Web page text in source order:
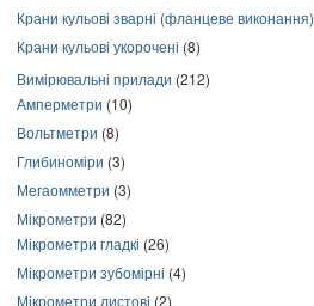
Крани кульові зварні (фланцеве виконання)
Крани кульові укорочені (8)
Вимірювальні прилади (212)
Амперметри (10)
Вольтметри (8)
Глибиноміри (3)
Мегаомметри (3)
Мікрометри (82)
Мікрометри гладкі (26)
Мікрометри зубомірні (4)
Мікрометри листові (2)